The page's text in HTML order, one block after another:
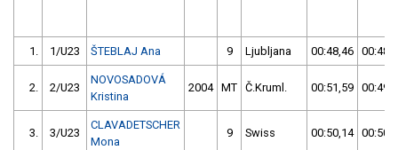
1. 1/U23 ŠTEBLAJ Ana 9 Ljubljana 00:48,46
2. 2/U23
NOVOSADOVÁ
Kristina
2004 MT Č.Kruml. 00:51,59
3. 3/U23
CLAVADETSCHER
Mona
9 Swiss 00:50,14